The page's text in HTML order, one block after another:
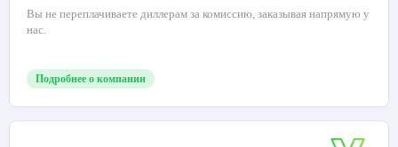
Вы не переплачиваете диллерам за комиссию, заказывая напрямую у
нас.
Подробнее о компании